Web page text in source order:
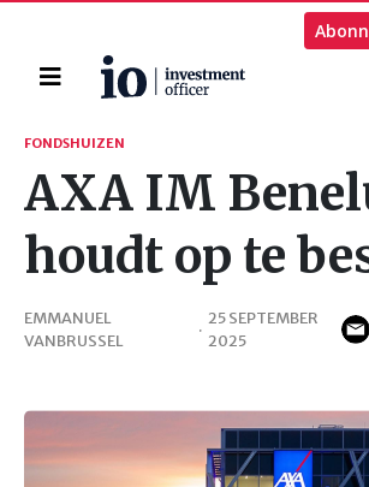
Home
Zoeken
FONDSHUIZEN
AXA IM
houdt op te
EMMANUEL
VANBRUSSEL
·
25 SEPTEMBER
2025